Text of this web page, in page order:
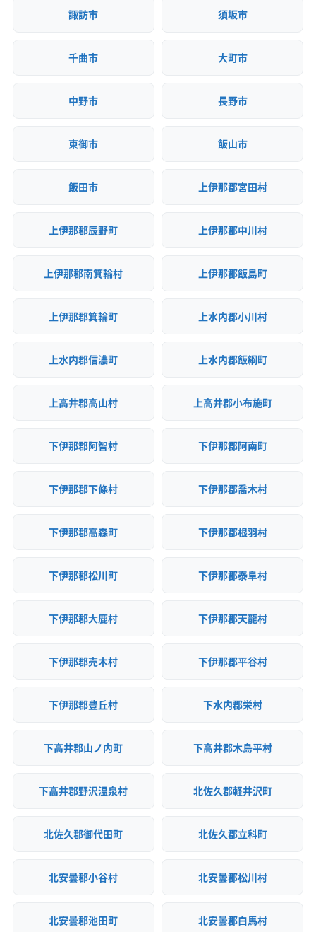
諏訪市 須坂市
千曲市 大町市
中野市 長野市
東御市 飯山市
飯田市 上伊那郡宮田村
上伊那郡辰野町 上伊那郡中川村
上伊那郡南箕輪村 上伊那郡飯島町
上伊那郡箕輪町 上水内郡小川村
上水内郡信濃町 上水内郡飯綱町
上高井郡高山村 上高井郡小布施町
下伊那郡阿智村 下伊那郡阿南町
下伊那郡下條村 下伊那郡喬木村
下伊那郡高森町 下伊那郡根羽村
下伊那郡松川町 下伊那郡泰阜村
下伊那郡大鹿村 下伊那郡天龍村
下伊那郡売木村 下伊那郡平谷村
下伊那郡豊丘村 下水内郡栄村
下高井郡山ノ内町 下高井郡木島平村
下高井郡野沢温泉村 北佐久郡軽井沢町
北佐久郡御代田町 北佐久郡立科町
北安曇郡小谷村 北安曇郡松川村
北安曇郡池田町 北安曇郡白馬村